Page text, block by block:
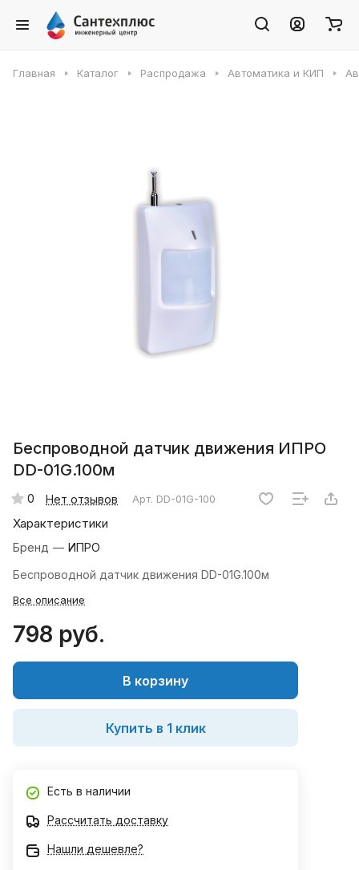
Главная Каталог Распродажа Автоматика и КИП
Беспроводной датчик движения ИПРО
DD-01G.100м
0 Нет отзывов Арт. DD-01G-100
Характеристики
Бренд — ИПРО
Беспроводной датчик движения DD-01G.100м
Все описание
798 руб.
В корзину
Купить в 1 клик
Есть в наличии
Рассчитать доставку
Нашли дешевле?